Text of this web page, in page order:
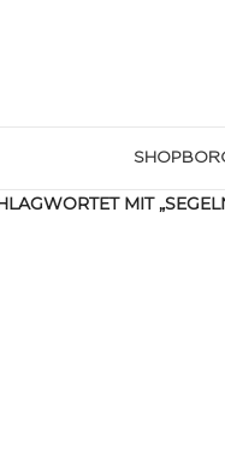
SHOP
MIT